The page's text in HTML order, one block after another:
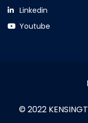
Linkedin
Youtube
© 2022